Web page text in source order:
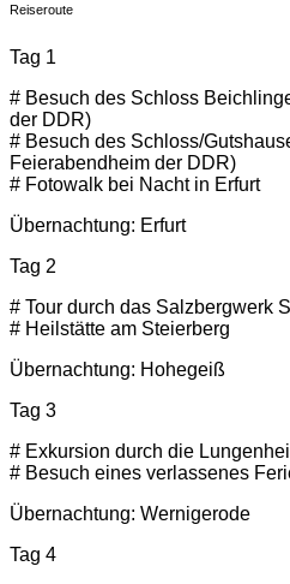
Reiseroute
Tag 1
# Besuch des Schloss
der DDR)
# Besuch des Schloss/
Feierabendheim der DDR)
# Fotowalk bei Nacht in Erfurt
Übernachtung: Erfurt
Tag 2
# Tour durch das Salzbergwerk
# Heilstätte am Steierberg
Übernachtung: Hohegeiß
Tag 3
# Exkursion durch die
# Besuch eines verlassenes
Übernachtung: Wernigerode
Tag 4